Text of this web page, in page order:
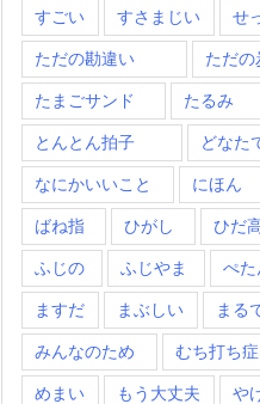
すごい すさまじい せ
ただの勘違い ただの
たまごサンド たるみ
とんとん拍子 どなた
なにかいいこと にほん
ばね指 ひがし ひだ
ふじの ふじやま ぺ
ますだ まぶしい まる
みんなのため むち打ち症
めまい もう大丈夫 や